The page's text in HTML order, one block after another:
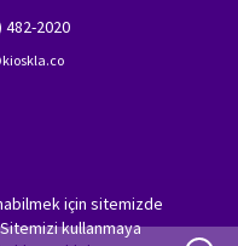
için sitemizde
kullanmaya
482-2020